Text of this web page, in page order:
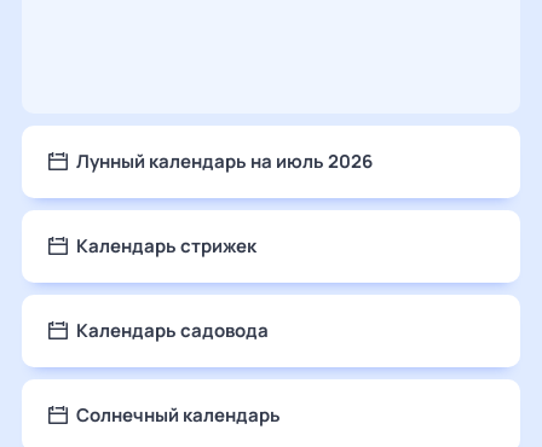
Лунный календарь на июль 2026
Календарь стрижек
Календарь садовода
Солнечный календарь